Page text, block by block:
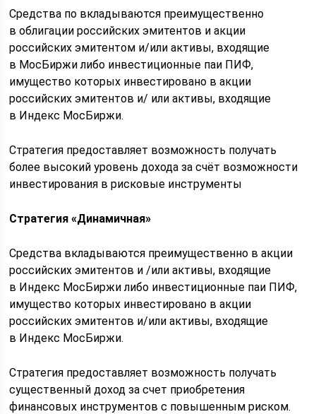
Средства по вкладываются преимущественно
в облигации российских эмитентов и акции
российских эмитентом и/или активы, входящие
в МосБиржи либо инвестиционные паи ПИФ,
имущество которых инвестировано в акции
российских эмитентов и/ или активы, входящие
в Индекс МосБиржи.
Стратегия предоставляет возможность получать
более высокий уровень дохода за счёт возможности
инвестирования в рисковые инструменты
Стратегия «Динамичная»
Средства вкладываются преимущественно в акции
российских эмитентов и /или активы, входящие
в Индекс МосБиржи либо инвестиционные паи ПИФ,
имущество которых инвестировано в акции
российских эмитентов и/или активы, входящие
в Индекс МосБиржи.
Стратегия предоставляет возможность получать
существенный доход за счет приобретения
финансовых инструментов с повышенным риском.